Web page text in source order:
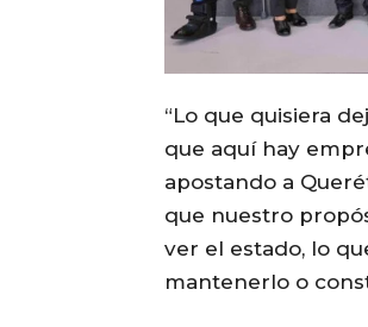
“Lo que quisiera
que aquí hay
apostando a
que nuestro
ver el estado, lo
mantenerlo o